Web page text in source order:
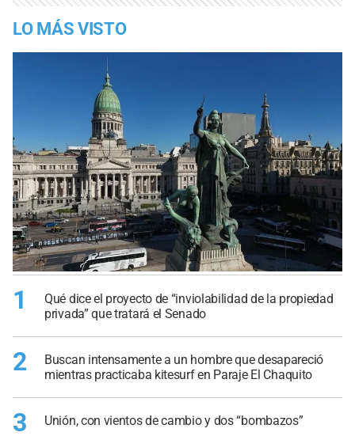
LO MÁS VISTO
1
Qué dice el proyecto de “inviolabilidad de la propiedad
privada” que tratará el Senado
2
Buscan intensamente a un hombre que desapareció
mientras practicaba kitesurf en Paraje El Chaquito
3 Unión, con vientos de cambio y dos “bombazos”